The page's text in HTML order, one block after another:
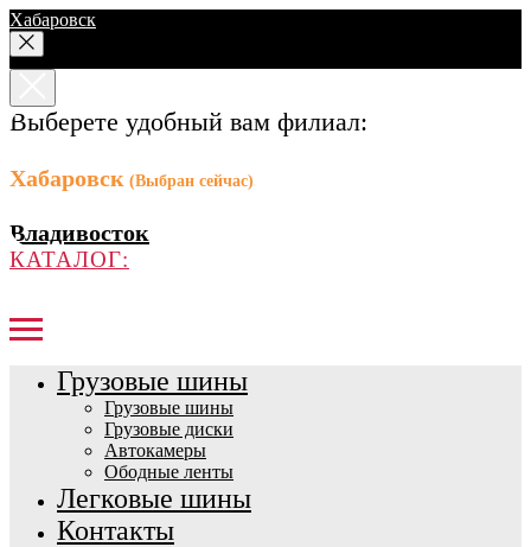
Хабаровск
Выберете удобный вам филиал:
Хабаровск (Выбран сейчас)
Владивосток
КАТАЛОГ:
Грузовые шины
Грузовые шины
Грузовые диски
Автокамеры
Ободные ленты
Легковые шины
Контакты